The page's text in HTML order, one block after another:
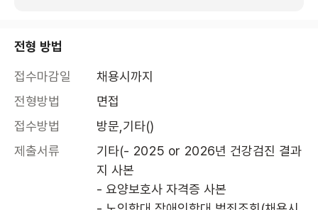
전형 방법
접수마감일
채용시까지
전형방법
면접
접수방법
방문,기타()
제출서류
기타(- 2025 or 2026년 건강검진 결과
지 사본
- 요양보호사 자격증 사본